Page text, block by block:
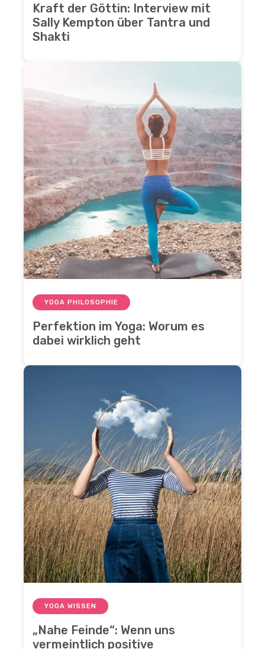
Kraft der Göttin: Interview mit
Sally Kempton über Tantra und
Shakti
YOGA PHILOSOPHIE
Perfektion im Yoga: Worum es
dabei wirklich geht
YOGA WISSEN
„Nahe Feinde“: Wenn uns
vermeintlich positive